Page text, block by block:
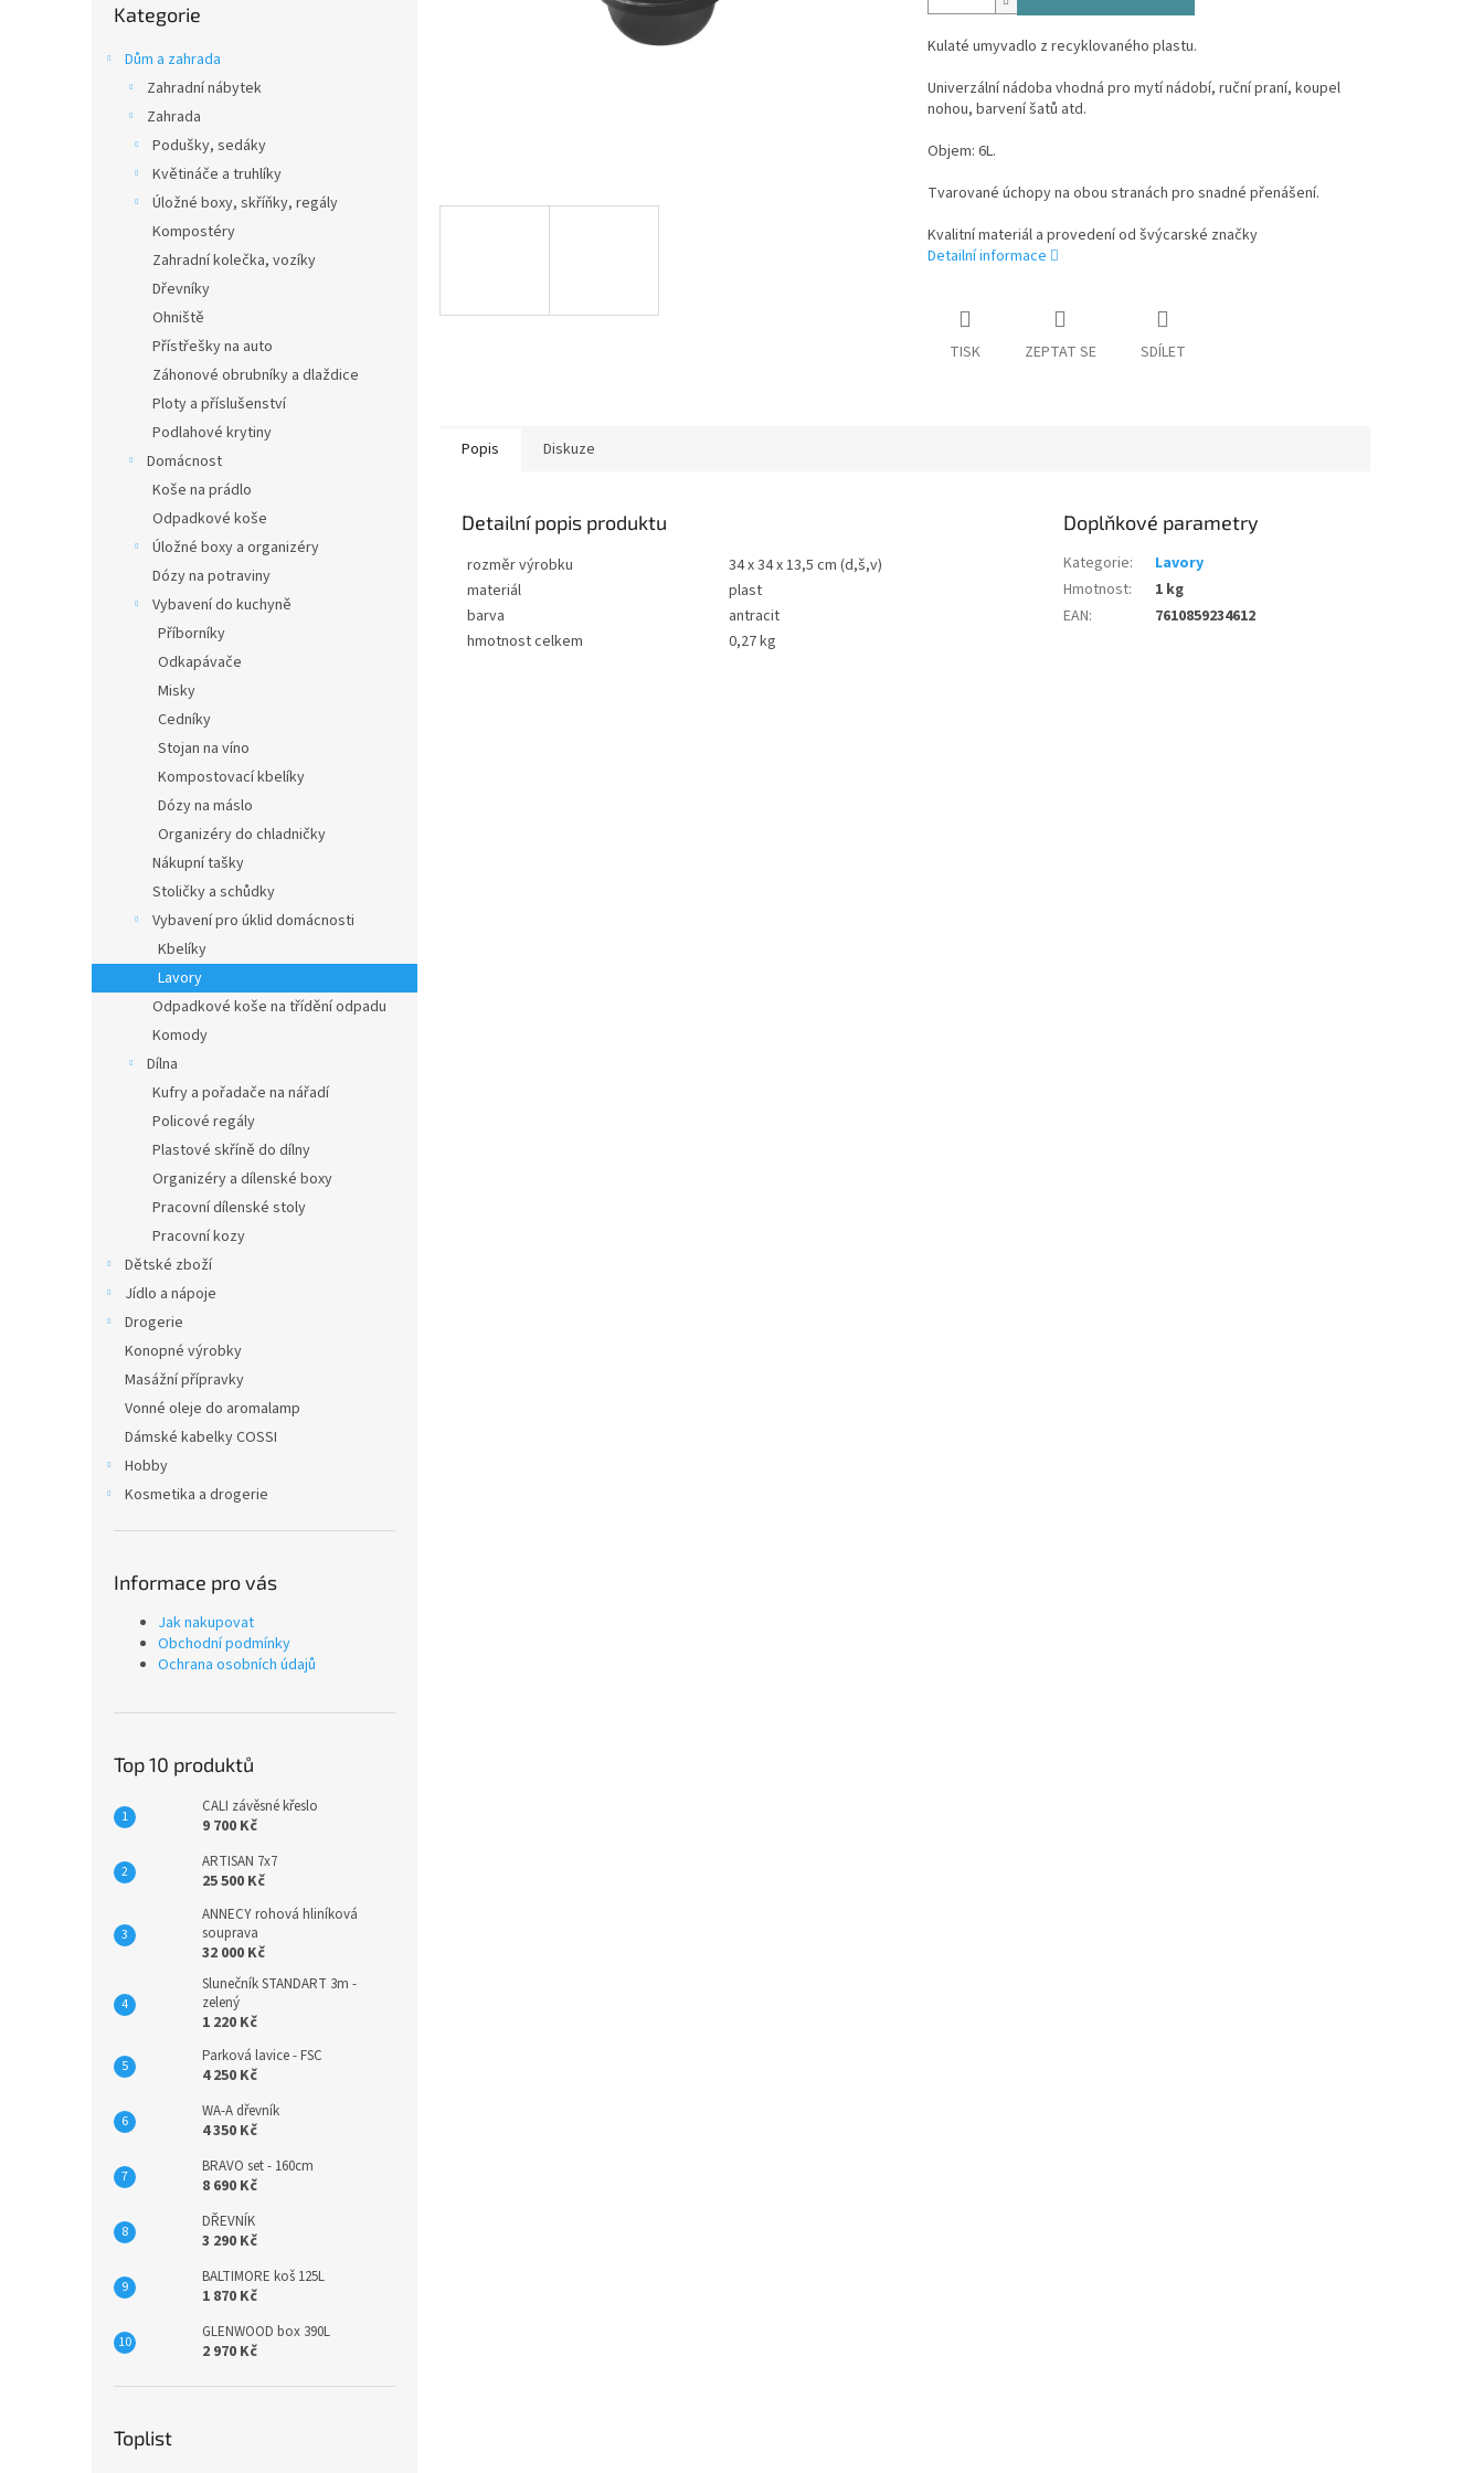
kategorie
Kategorie
Dům a zahrada
Zahradní nábytek
Zahrada
Podušky, sedáky
Květináče a truhlíky
Úložné boxy, skříňky, regály
Kompostéry
Zahradní kolečka, vozíky
Dřevníky
Ohniště
Přístřešky na auto
Záhonové obrubníky a dlaždice
Ploty a příslušenství
Podlahové krytiny
Domácnost
Koše na prádlo
Odpadkové koše
Úložné boxy a organizéry
Dózy na potraviny
Vybavení do kuchyně
Příborníky
Odkapávače
Misky
Cedníky
Stojan na víno
Kompostovací kbelíky
Dózy na máslo
Organizéry do chladničky
Nákupní tašky
Stoličky a schůdky
Vybavení pro úklid domácnosti
Kbelíky
Lavory
Odpadkové koše na třídění odpadu
Komody
Dílna
Kufry a pořadače na nářadí
Policové regály
Plastové skříně do dílny
Organizéry a dílenské boxy
Pracovní dílenské stoly
Pracovní kozy
Dětské zboží
Jídlo a nápoje
Drogerie
Konopné výrobky
Masážní přípravky
Vonné oleje do aromalamp
Dámské kabelky COSSI
Hobby
Kosmetika a drogerie
Informace pro vás
Jak nakupovat
Obchodní podmínky
Ochrana osobních údajů
Top 10 produktů
CALI závěsné křeslo
9 700 Kč
ARTISAN 7x7
25 500 Kč
ANNECY rohová hliníková
souprava
32 000 Kč
Slunečník STANDART 3m -
zelený
1 220 Kč
Parková lavice - FSC
4 250 Kč
WA-A dřevník
4 350 Kč
BRAVO set - 160cm
8 690 Kč
DŘEVNÍK
3 290 Kč
BALTIMORE koš 125L
1 870 Kč
GLENWOOD box 390L
2 970 Kč
Toplist
Kulaté umyvadlo z recyklovaného plastu.
Univerzální nádoba vhodná pro mytí nádobí, ruční praní, koupel
nohou, barvení šatů atd.
Objem: 6L.
Tvarované úchopy na obou stranách pro snadné přenášení.
Kvalitní materiál a provedení od švýcarské značky
Detailní informace
TISK ZEPTAT SE SDÍLET
Popis Diskuze
Detailní popis produktu
rozměr výrobku
34 x 34 x 13,5 cm (d,š,v)
materiál
plast
barva
antracit
hmotnost celkem
0,27 kg
Doplňkové parametry
Kategorie:
Lavory
Hmotnost:
1 kg
EAN: 7610859234612